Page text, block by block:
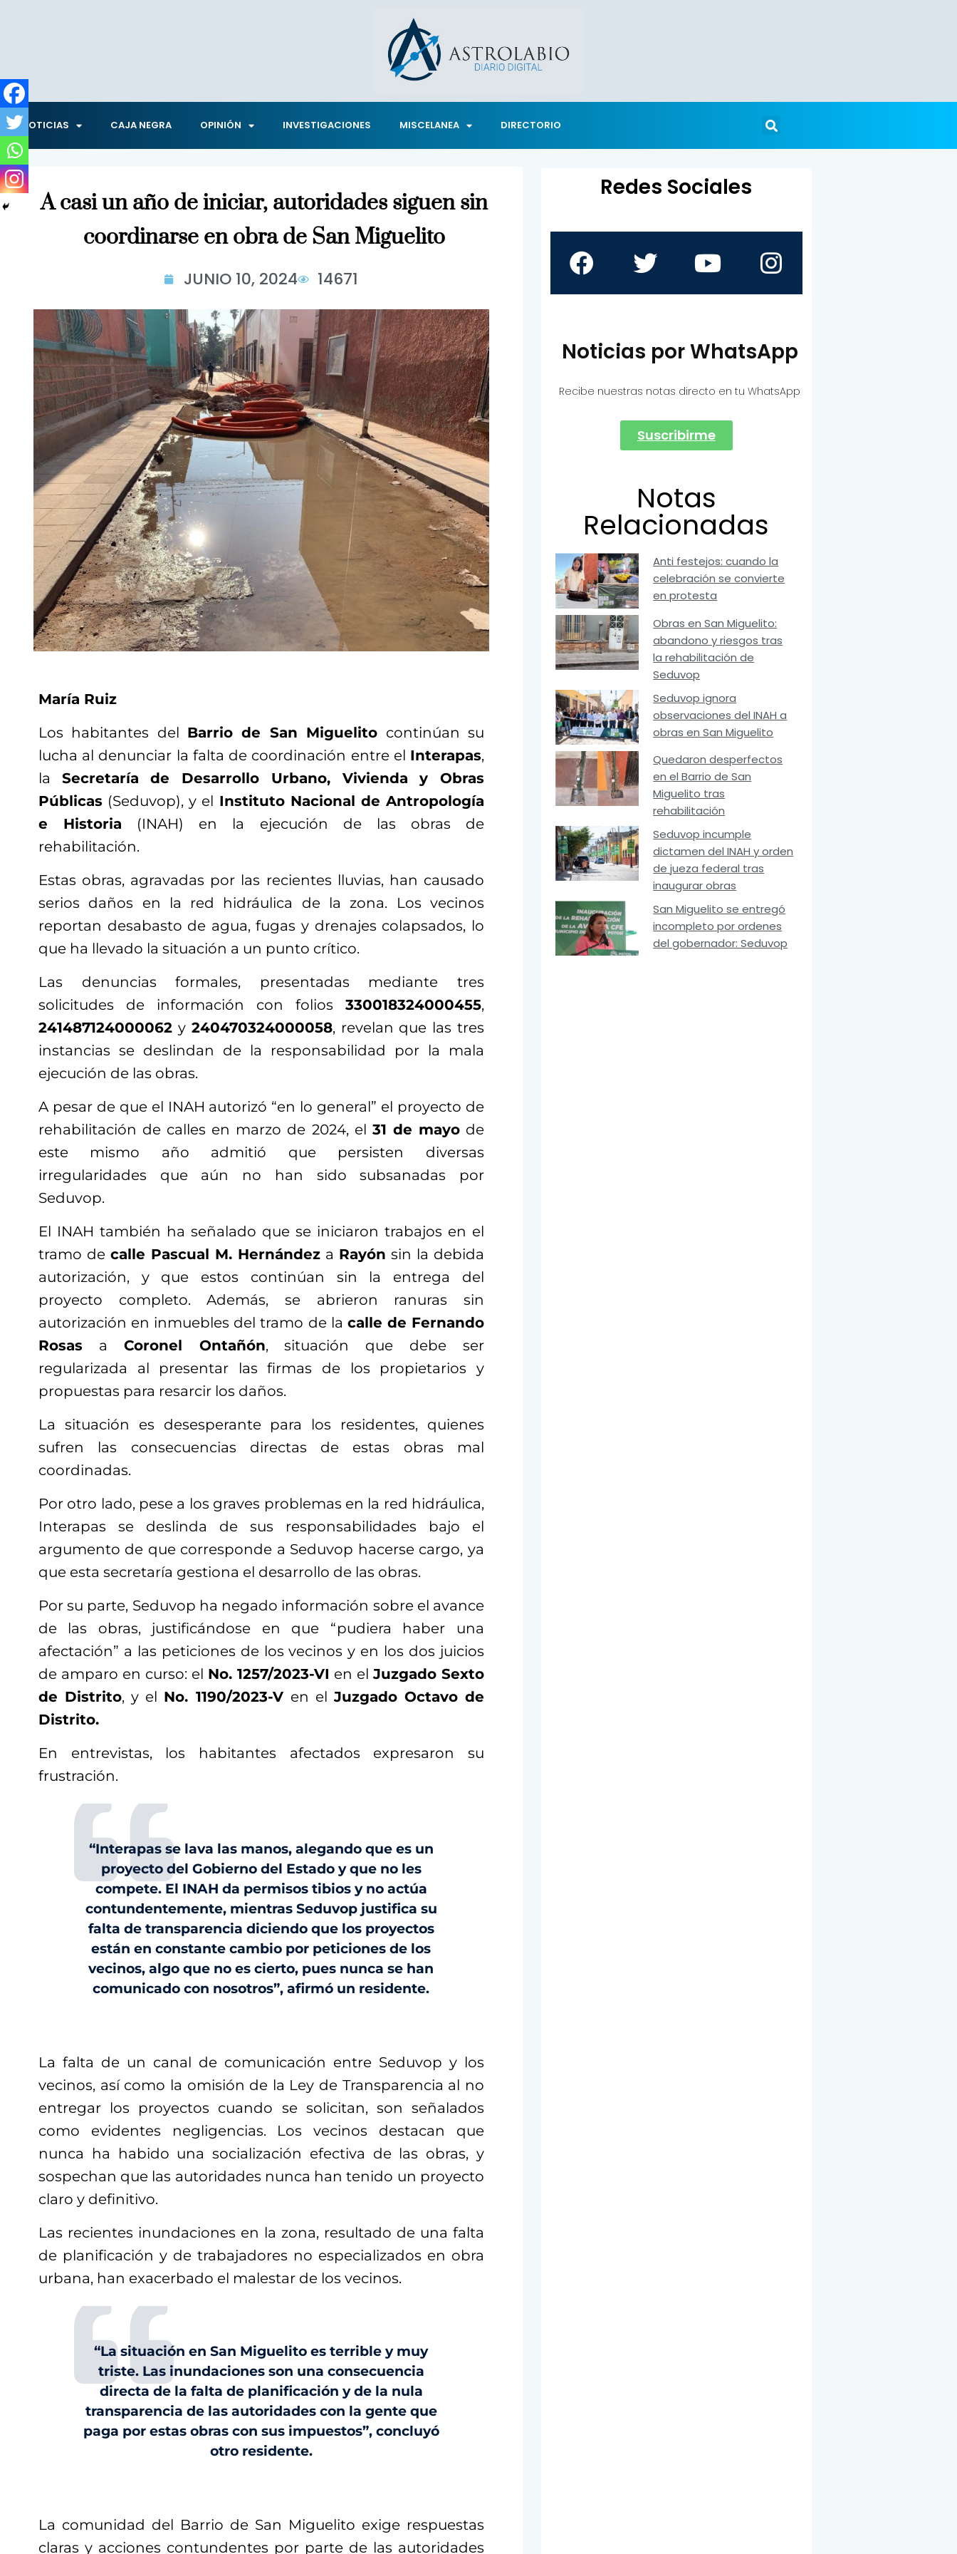
NOTICIAS CAJA NEGRA OPINIÓN INVESTIGACIONES MISCELANEA DIRECTORIO
A casi un año de iniciar, autoridades siguen sin
coordinarse en obra de San Miguelito
JUNIO 10, 2024 14671
María Ruiz
Los habitantes del Barrio de San Miguelito continúan su
lucha al denunciar la falta de coordinación entre el Interapas,
la Secretaría de Desarrollo Urbano, Vivienda y Obras
Públicas (Seduvop), y el Instituto Nacional de Antropología
e Historia (INAH) en la ejecución de las obras de
rehabilitación.
Estas obras, agravadas por las recientes lluvias, han causado
serios daños en la red hidráulica de la zona. Los vecinos
reportan desabasto de agua, fugas y drenajes colapsados, lo
que ha llevado la situación a un punto crítico.
Las denuncias formales, presentadas mediante tres
solicitudes de información con folios 330018324000455,
241487124000062 y 240470324000058, revelan que las tres
instancias se deslindan de la responsabilidad por la mala
ejecución de las obras.
A pesar de que el INAH autorizó “en lo general” el proyecto de
rehabilitación de calles en marzo de 2024, el 31 de mayode
este mismo año admitió que persisten diversas
irregularidades que aún no han sido subsanadas por
Seduvop.
El INAH también ha señalado que se iniciaron trabajos en el
tramo de calle Pascual M. Hernández a Rayón sin la debida
autorización, y que estos continúan sin la entrega del
proyecto completo. Además, se abrieron ranuras sin
autorización en inmuebles del tramo de la calle de Fernando
Rosas a Coronel Ontañón, situación que debe ser
regularizada al presentar las firmas de los propietarios y
propuestas para resarcir los daños.
La situación es desesperante para los residentes, quienes
sufren las consecuencias directas de estas obras mal
coordinadas.
Por otro lado, pese a los graves problemas en la red hidráulica,
Interapas se deslinda de sus responsabilidades bajo el
argumento de que corresponde a Seduvop hacerse cargo, ya
que esta secretaría gestiona el desarrollo de las obras.
Por su parte, Seduvop ha negado información sobre el avance
de las obras, justificándose en que “pudiera haber una
afectación” a las peticiones de los vecinos y en los dos juicios
de amparo en curso: el No. 1257/2023-VI en elJuzgado Sexto
de Distrito, y el No. 1190/2023-V en elJuzgado Octavo de
Distrito.
En entrevistas, los habitantes afectados expresaron su
frustración.
“Interapas se lava las manos, alegando que es un
proyecto del Gobierno del Estado y que no les
compete. El INAH da permisos tibios y no actúa
contundentemente, mientras Seduvop justifica su
falta de transparencia diciendo que los proyectos
están en constante cambio por peticiones de los
vecinos, algo que no es cierto, pues nunca se han
comunicado con nosotros”, afirmó un residente.
La falta de un canal de comunicación entre Seduvop y los
vecinos, así como la omisión de la Ley de Transparencia al no
entregar los proyectos cuando se solicitan, son señalados
como evidentes negligencias. Los vecinos destacan que
nunca ha habido una socialización efectiva de las obras, y
sospechan que las autoridades nunca han tenido un proyecto
claro y definitivo.
Las recientes inundaciones en la zona, resultado de una falta
de planificación y de trabajadores no especializados en obra
urbana, han exacerbado el malestar de los vecinos.
“La situación en San Miguelito es terrible y muy
triste. Las inundaciones son una consecuencia
directa de la falta de planificación y de la nula
transparencia de las autoridades con la gente que
paga por estas obras con sus impuestos”, concluyó
otro residente.
La comunidad del Barrio de San Miguelito exige respuestas
claras y acciones contundentes por parte de las autoridades
Redes Sociales
Noticias por WhatsApp
Recibe nuestras notas directo en tu WhatsApp
Suscribirme
Notas
Relacionadas
Anti festejos: cuando la
celebración se convierte
en protesta
Obras en San Miguelito:
abandono y riesgos tras
la rehabilitación de
Seduvop
Seduvop ignora
observaciones del INAH a
obras en San Miguelito
Quedaron desperfectos
en el Barrio de San
Miguelito tras
rehabilitación
Seduvop incumple
dictamen del INAH y orden
de jueza federal tras
inaugurar obras
San Miguelito se entregó
incompleto por ordenes
del gobernador: Seduvop